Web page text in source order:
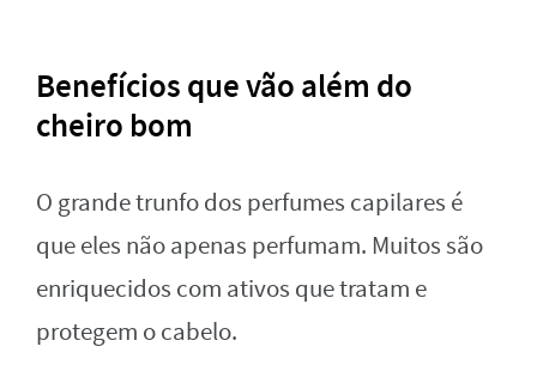
Benefícios que vão além do
cheiro bom
O grande trunfo dos perfumes capilares é
que eles não apenas perfumam. Muitos são
enriquecidos com ativos que tratam e
protegem o cabelo.